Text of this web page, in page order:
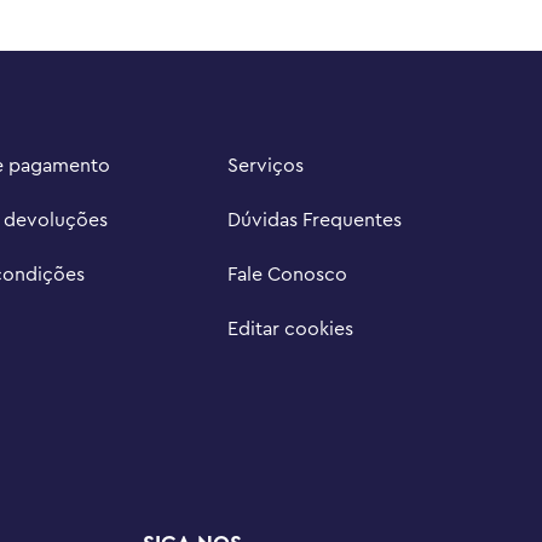
pagamento
devoluções
Serviços
Dúvidas Frequentes
Fale Conosco
Editar cookies